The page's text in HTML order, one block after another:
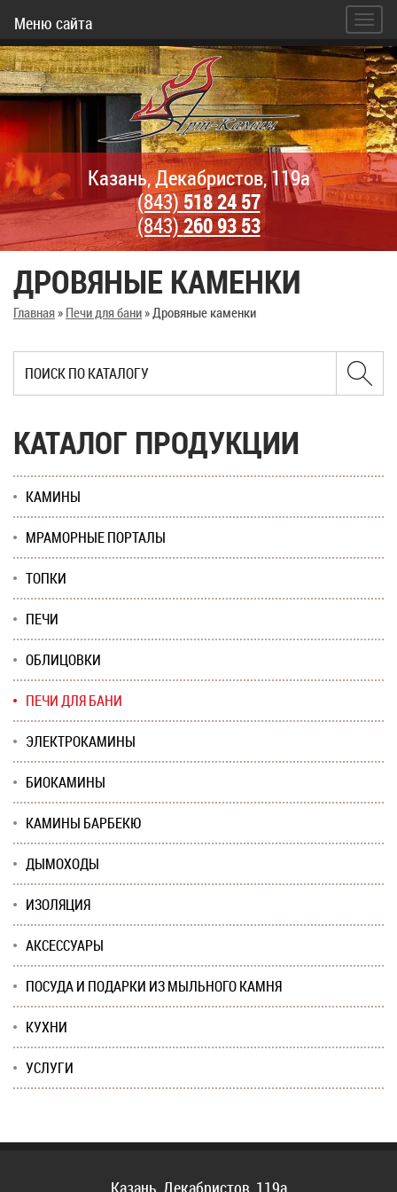
Меню сайта
Казань, Декабристов, 119а
(843)518 24 57
(843)260 93 53
ДРОВЯНЫЕ КАМЕНКИ
Главная» Печи для бани»Дровяные каменки
КАТАЛОГ ПРОДУКЦИИ
КАМИНЫ
МРАМОРНЫЕ ПОРТАЛЫ
ТОПКИ
ПЕЧИ
ОБЛИЦОВКИ
ПЕЧИ ДЛЯ БАНИ
ЭЛЕКТРОКАМИНЫ
БИОКАМИНЫ
КАМИНЫ БАРБЕКЮ
ДЫМОХОДЫ
ИЗОЛЯЦИЯ
АКСЕССУАРЫ
ПОСУДА И ПОДАРКИ ИЗ МЫЛЬНОГО КАМНЯ
КУХНИ
УСЛУГИ
Казань, Декабристов, 119а